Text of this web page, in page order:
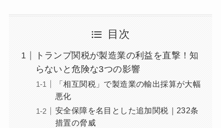
目次
トランプ関税が製造業の利益を直撃！知
らないと危険な3つの影響
「相互関税」で製造業の輸出採算が大幅
悪化
安全保障を名目とした追加関税｜232条
措置の脅威